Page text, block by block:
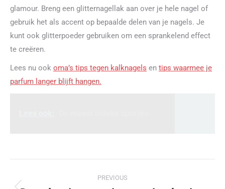
glamour. Breng een glitternagellak aan over je hele nagel of
gebruik het als accent op bepaalde delen van je nagels. Je
kunt ook glitterpoeder gebruiken om een sprankelend effect
te creëren.
Lees nu ook oma’s tips tegen kalknagels en tips waarmee je
parfum langer blijft hangen.
PREVIOUS